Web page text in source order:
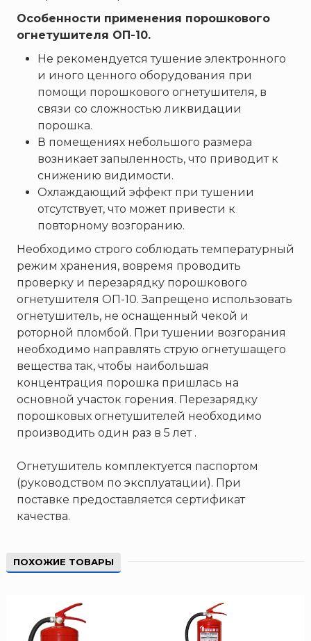
Особенности применения порошкового
огнетушителя ОП-10.
Не рекомендуется тушение электронного
и иного ценного оборудования при
помощи порошкового огнетушителя, в
связи со сложностью ликвидации
порошка.
В помещениях небольшого размера
возникает запыленность, что приводит к
снижению видимости.
Охлаждающий эффект при тушении
отсутствует, что может привести к
повторному возгоранию.
Необходимо строго соблюдать температурный
режим хранения, вовремя проводить
проверку и перезарядку порошкового
огнетушителя ОП-10. Запрещено использовать
огнетушитель, не оснащенный чекой и
роторной пломбой. При тушении возгорания
необходимо направлять струю огнетушащего
вещества так, чтобы наибольшая
концентрация порошка пришлась на
основной участок горения. Перезарядку
порошковых огнетушителей необходимо
производить один раз в 5 лет .
Огнетушитель комплектуется паспортом
(руководством по эксплуатации). При
поставке предоставляется сертификат
качества.
ПОХОЖИЕ ТОВАРЫ